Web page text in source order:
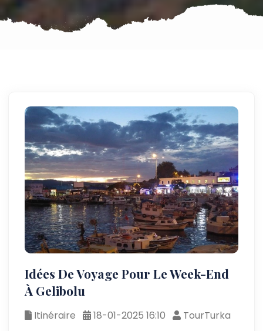
Idées De Voyage Pour Le Week-End
À Gelibolu
Itinéraire 18-01-2025 16:10
TourTurka